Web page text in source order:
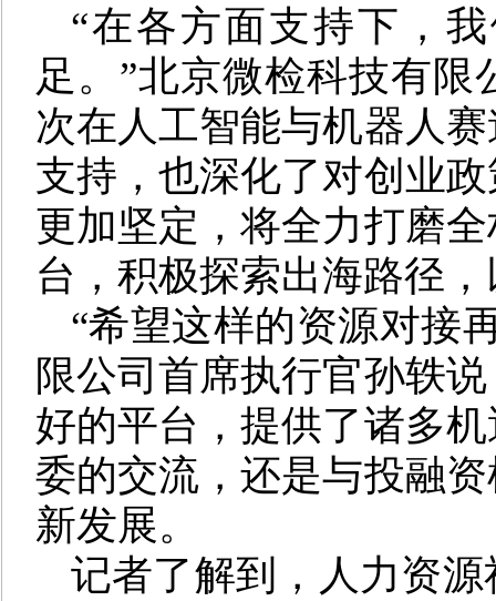
“在各方面支持下，
足。”北京微检科技有限
次在人工智能与机器人
支持，也深化了对创业
更加坚定，将全力打磨
台，积极探索出海路径
“希望这样的资源对接
限公司首席执行官孙轶
好的平台，提供了诸多
委的交流，还是与投融
新发展。
记者了解到，人力资